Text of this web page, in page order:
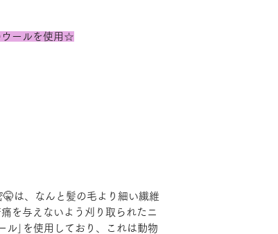
ウールを使用☆
は、なんと髪の毛より細い繊維
を与えないよう刈り取られたニ
ル｣を使用しており、これは動物